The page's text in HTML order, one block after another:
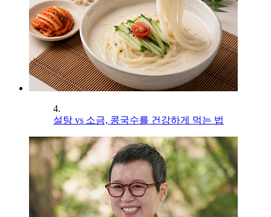
4.
설탕 vs 소금, 콩국수를 건강하게 먹는 법